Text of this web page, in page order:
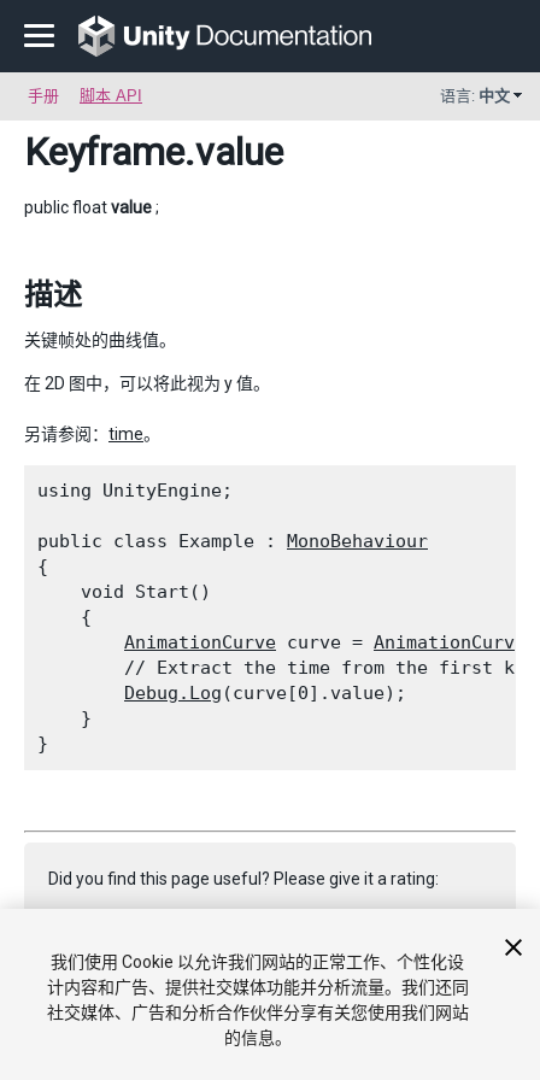
手册 脚本 API 语言: 中文
Keyframe.value
public floatvalue;
描述
关键帧处的曲线值。
在 2D 图中，可以将此视为 y 值。
另请参阅： time。
using UnityEngine;
public class Example : MonoBehaviour
{
    void Start()
    {
AnimationCurve curve =
// Extract the time from the first
Debug.Log (curve[0].value);
    }
Did you find this page useful? Please give it a rating:
Report a problem on this page
我们使用 Cookie 以允许我们网站的正常工作、个性化设
计内容和广告、提供社交媒体功能并分析流量。我们还同
社交媒体、广告和分析合作伙伴分享有关您使用我们网站
的信息。